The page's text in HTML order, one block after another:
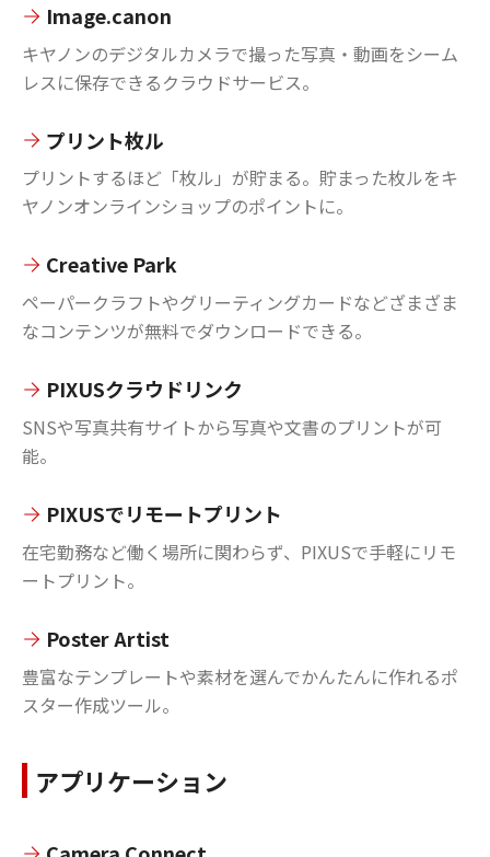
Image.canon
キヤノンのデジタルカメラで撮った写真・動画をシーム
レスに保存できるクラウドサービス。
プリント枚ル
プリントするほど「枚ル」が貯まる。貯まった枚ルをキ
ヤノンオンラインショップのポイントに。
Creative Park
ペーパークラフトやグリーティングカードなどざまざま
なコンテンツが無料でダウンロードできる。
PIXUSクラウドリンク
SNSや写真共有サイトから写真や文書のプリントが可
能。
PIXUSでリモートプリント
在宅勤務など働く場所に関わらず、PIXUSで手軽にリモ
ートプリント。
Poster Artist
豊富なテンプレートや素材を選んでかんたんに作れるポ
スター作成ツール。
アプリケーション